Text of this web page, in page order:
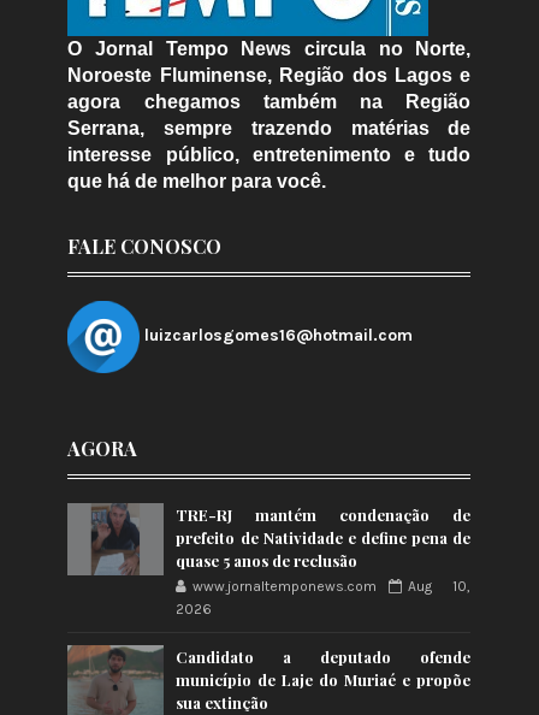
O Jornal Tempo News circula no Norte,
Noroeste Fluminense, Região dos Lagos e
agora chegamos também na Região
Serrana, sempre trazendo matérias de
interesse público, entretenimento e tudo
que há de melhor para você.
FALE CONOSCO
luizcarlosgomes16@hotmail.com
AGORA
TRE-RJ mantém condenação de
prefeito de Natividade e define pena de
quase 5 anos de reclusão
www.jornaltemponews.com
Aug 10,
2026
Candidato a deputado ofende
município de Laje do Muriaé e propõe
sua extinção